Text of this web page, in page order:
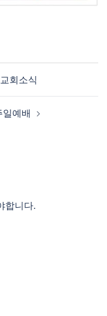
회소식
예배
합니다.